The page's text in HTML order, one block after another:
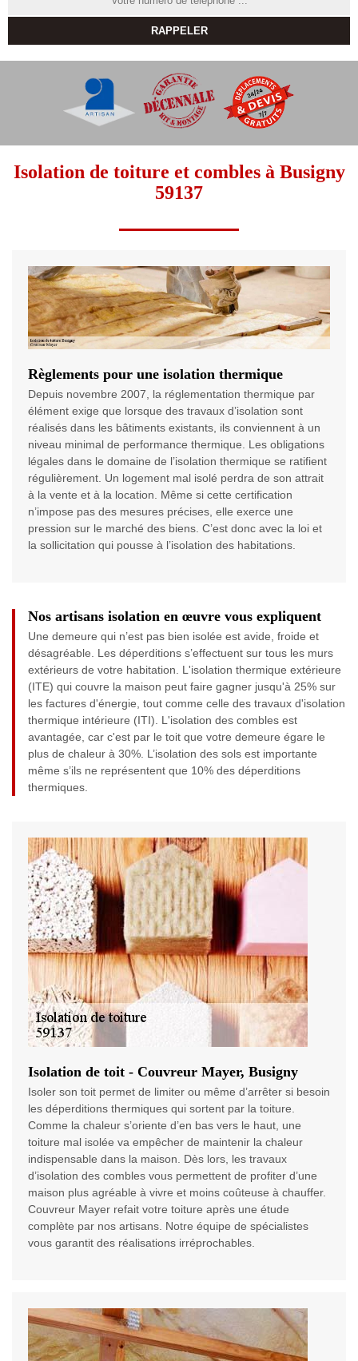
Isolation de toiture et combles à Busigny
59137
Règlements pour une isolation thermique
Depuis novembre 2007, la réglementation thermique par
élément exige que lorsque des travaux d’isolation sont
réalisés dans les bâtiments existants, ils conviennent à un
niveau minimal de performance thermique. Les obligations
légales dans le domaine de l’isolation thermique se ratifient
régulièrement. Un logement mal isolé perdra de son attrait
à la vente et à la location. Même si cette certification
n’impose pas des mesures précises, elle exerce une
pression sur le marché des biens. C’est donc avec la loi et
la sollicitation qui pousse à l’isolation des habitations.
Nos artisans isolation en œuvre vous expliquent
Une demeure qui n’est pas bien isolée est avide, froide et
désagréable. Les déperditions s’effectuent sur tous les murs
extérieurs de votre habitation. L'isolation thermique extérieure
(ITE) qui couvre la maison peut faire gagner jusqu'à 25% sur
les factures d'énergie, tout comme celle des travaux d'isolation
thermique intérieure (ITI). L'isolation des combles est
avantagée, car c'est par le toit que votre demeure égare le
plus de chaleur à 30%. L’isolation des sols est importante
même s’ils ne représentent que 10% des déperditions
thermiques.
Isolation de toit - Couvreur Mayer, Busigny
Isoler son toit permet de limiter ou même d’arrêter si besoin
les déperditions thermiques qui sortent par la toiture.
Comme la chaleur s’oriente d’en bas vers le haut, une
toiture mal isolée va empêcher de maintenir la chaleur
indispensable dans la maison. Dès lors, les travaux
d’isolation des combles vous permettent de profiter d’une
maison plus agréable à vivre et moins coûteuse à chauffer.
Couvreur Mayer refait votre toiture après une étude
complète par nos artisans. Notre équipe de spécialistes
vous garantit des réalisations irréprochables.